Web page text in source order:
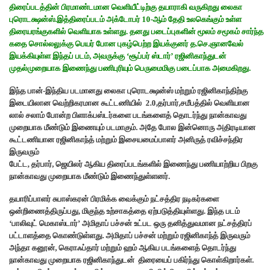
திரைப்படத்தின் பிரமாண்டமான வெளியீட்டிற்கு தயாராகி வருகிறது லைகா
புரொடக்ஷன்ஸ்.இத்திரைப்படம் அக்டோபர் 10-ஆம் தேதி உலகெங்கும் உள்ள
திரையரங்குகளில் வெளியாக உள்ளது. தனது படைப்புகளின் மூலம் சமூகம் சார்ந்த
கதை சொல்லலுக்கு பெயர் போன புகழ்பெற்ற இயக்குனர் த.செ.ஞானவேல்
இயக்கியுள்ள இந்தப் படம், அவருக்கு ‘சூப்பர் ஸ்டார்’ ரஜினிகாந்துடன்
முதல்முறையாக இணைந்து பணிபுரியும் பெருமைமிகு படைப்பாக அமைகிறது.
இந்த பான்-இந்திய படமானது லைகா புரொடக்ஷன்ஸ் மற்றும் ரஜினிகாந்திற்கு
இடையிலான வெற்றிகரமான கூட்டணியில் 2.0,தர்பார்,சமீபத்தில் வெளியான
லால் சலாம் போன்ற பிளாக்பஸ்டர்களை படங்களைத் தொடர்ந்து நான்காவது
முறையாக மீண்டும் இணையும் படமாகும். அதே போல இன்னொரு அதிரடியான
கூட்டணியான ரஜினிகாந்த் மற்றும் இசையமைப்பாளர் அனிருத் ரவிச்சந்திர
இருவரும்
பேட்ட, தர்பார், ஜெயிலர் ஆகிய திரைப்படங்களில் இணைந்து பணியாற்றிய பிறகு
நான்காவது முறையாக மீண்டும் இணைந்துள்ளனர்.
தயாரிப்பாளர் சுபாஸ்கரன் பிரமிக்க வைக்கும் நட்சத்திர நடிகர்களை
ஒன்றிணைத்திருப்பது, மிகுந்த உற்சாகத்தை ஏற்படுத்தியுள்ளது. இந்த படம்
‘பாலிவுட் மெகாஸ்டார்’ அமிதாப் பச்சன் உட்பட ஒரு தனித்துவமான நட்சத்திரப்
பட்டாளத்தை கொண்டுள்ளது. அமிதாப் பச்சன் மற்றும் ரஜினிகாந்த் இருவரும்
அந்தா கனூன், கெராஃப்தார் மற்றும் ஹம் ஆகிய படங்களைத் தொடர்ந்து
நான்காவது முறையாக ரஜினிகாந்துடன் திரையைப் பகிர்ந்து கொள்கிறார்கள்.